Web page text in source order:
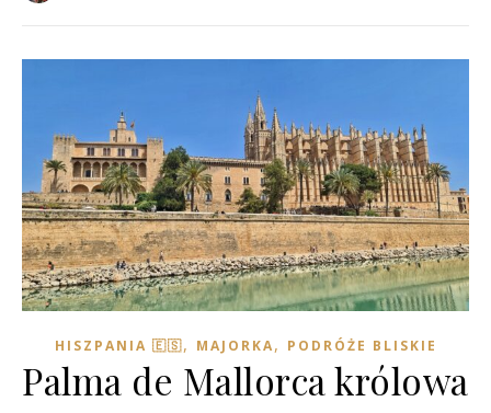
HISZPANIA 🇪🇸, MAJORKA, PODRÓŻE BLISKIE
Palma de Mallorca królowa